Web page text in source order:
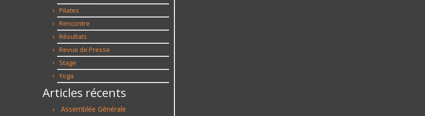
Pilates
Rencontre
Résultats
Revue de Presse
Stage
Yoga
Articles récents
Assemblée Générale